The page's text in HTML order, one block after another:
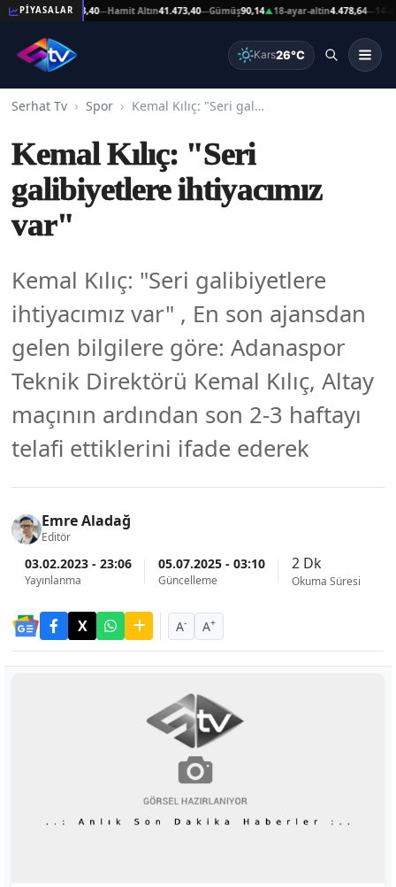
PİYASALAR
Altın41.473,40 —Hamit Altın41.473,40—Gümüş90,14▲18-ayar-altin4.478,64—14-ayar-
Kars26°C
Serhat Tv Spor Kemal Kılıç: "Seri galibiyetlere ihtiyacımız var"
Kemal Kılıç: "Seri
galibiyetlere ihtiyacımız
var"
Kemal Kılıç: "Seri galibiyetlere
ihtiyacımız var" , En son ajansdan
gelen bilgilere göre: Adanaspor
Teknik Direktörü Kemal Kılıç, Altay
maçının ardından son 2-3 haftayı
telafi ettiklerini ifade ederek
Emre Aladağ
Editör
03.02.2023 - 23:06
Yayınlanma
05.07.2025 - 03:10
Güncelleme
2 Dk
Okuma Süresi
A- A+